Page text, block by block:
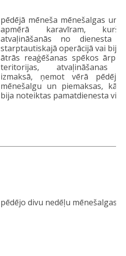
pēdējā mēneša mēnešalgas un
apmērā karavīram,
atvaļināšanās no dienesta
starptautiskajā operācijā vai bijis
ātrās reaģēšanas spēkos
teritorijas, atvaļināšanas
izmaksā, ņemot vērā pēdējā
mēnešalgu un piemaksas,
bija noteiktas pamatdienesta
pēdējo divu nedēļu mēnešalgas